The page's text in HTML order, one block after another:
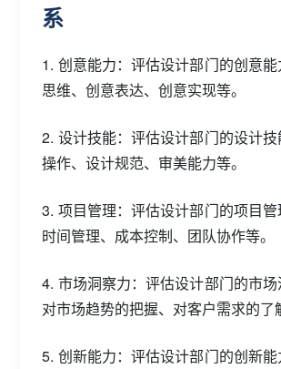
系
1. 创意能力：评估设计部门的创意
思维、创意表达、创意实现等。
2. 设计技能：评估设计部门的设计
操作、设计规范、审美能力等。
3. 项目管理：评估设计部门的项目
时间管理、成本控制、团队协作等。
4. 市场洞察力：评估设计部门的市
对市场趋势的把握、对客户需求的了
5. 创新能力：评估设计部门的创新